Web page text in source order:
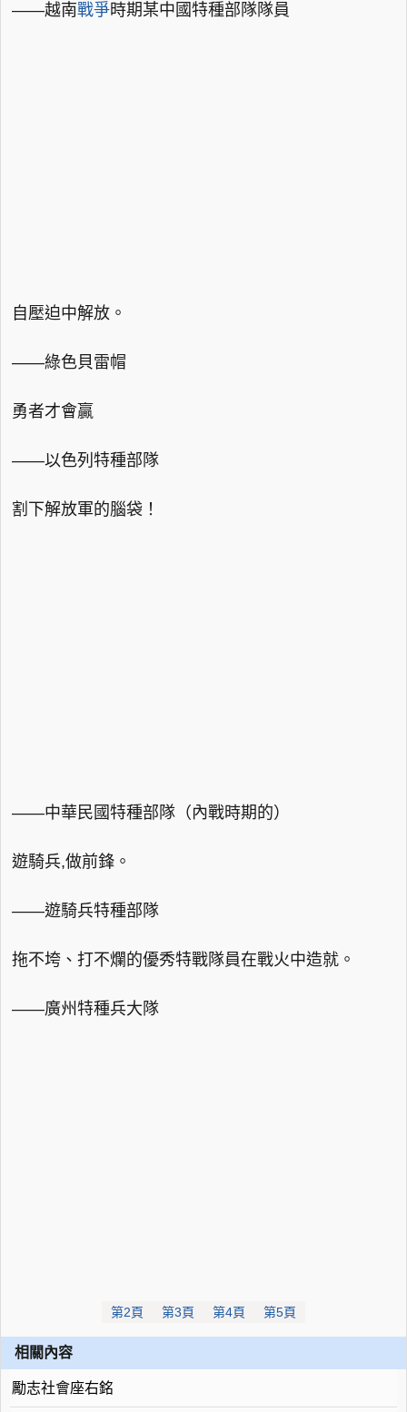
——越南戰爭時期某中國特種部隊隊員
自壓迫中解放。
——綠色貝雷帽
勇者才會贏
——以色列特種部隊
割下解放軍的腦袋！
——中華民國特種部隊（內戰時期的）
遊騎兵,做前鋒。
——遊騎兵特種部隊
拖不垮、打不爛的優秀特戰隊員在戰火中造就。
——廣州特種兵大隊
第2頁 第3頁 第4頁 第5頁
相關內容
勵志社會座右銘